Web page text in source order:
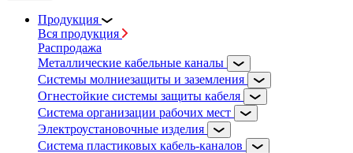
Продукция
Вся продукция
Распродажа
Металлические кабельные каналы
Системы молниезащиты и заземления
Огнестойкие системы защиты кабеля
Система организации рабочих мест
Электроустановочные изделия
Система пластиковых кабель-каналов